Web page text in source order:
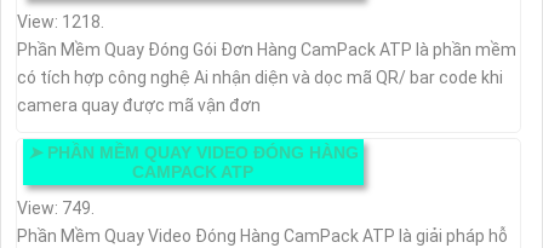
View: 1218.
Phần Mềm Quay Đóng Gói Đơn Hàng CamPack ATP là phần mềm
có tích hợp công nghệ Ai nhận diện và dọc mã QR/ bar code khi
camera quay được mã vận đơn
➤ PHẦN MỀM QUAY VIDEO ĐÓNG HÀNG
CAMPACK ATP
View: 749.
Phần Mềm Quay Video Đóng Hàng CamPack ATP là giải pháp hỗ